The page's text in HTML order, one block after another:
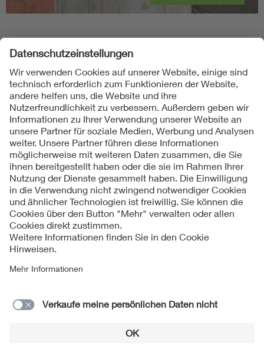
Folgen Sie uns
Kontakte
Service
Impressum
Datenschutzinformationen
Cookie Hinweise
Lieferantenportal
© 2026 VDE Verband der Elektrotechnik Elektronik